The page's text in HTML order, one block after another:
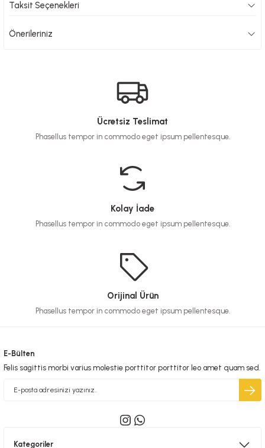
Taksit Seçenekleri
Önerileriniz
Ücretsiz Teslimat
Phasellus tempor in commodo eget ipsum pellentesque.
Kolay İade
Phasellus tempor in commodo eget ipsum pellentesque.
Orijinal Ürün
Phasellus tempor in commodo eget ipsum pellentesque.
E-Bülten
Felis sagittis morbi varius molestie porttitor porttitor leo amet quam sed.
Kategoriler